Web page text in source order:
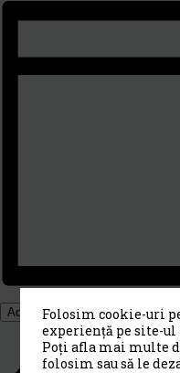
Adaugă în calendar
Folosim cookie-uri
experiență pe site-ul
Poți afla mai multe
folosim sau să le